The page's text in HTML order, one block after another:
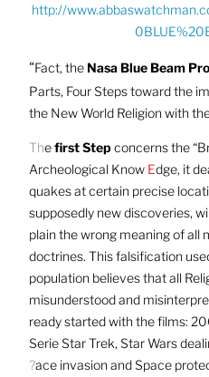
http://
“Fact, the Nasa Blue Beam
Parts, Four Steps toward the
the New World Religion with
Thefirst Step concerns the
Archeological KnowEdge, it
quakes at certain precise
supposedly new discoveries,
plain the wrong meaning of all
doctrines. This falsification
population believes that all
misunderstood and
ready started with the films:
Serie Star Trek, Star Wars
?ace invasion and Space